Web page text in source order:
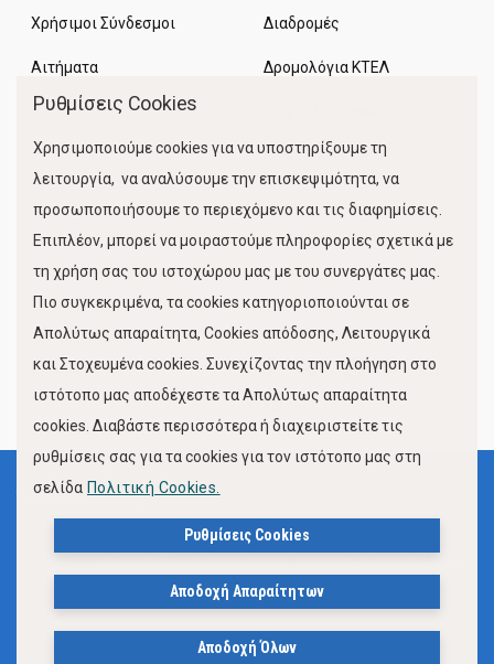
Χρήσιμοι Σύνδεσμοι
Αιτήματα
Διαδρομές
Δρομολόγια ΚΤΕΛ
Κίνηση Λιμένος
FOLLOW US
Όροι Χρήσης
Πολιτική Προστασίας Προσωπικών Δεδομένων
Πολιτική Cookies
Ρυθμίσεις Cookies
Χρησιμοποιούμε cookies για να υποστηρίξουμε τη
λειτουργία, να αναλύσουμε την επισκεψιμότητα, να
προσωποποιήσουμε το περιεχόμενο και τις διαφημίσεις.
Επιπλέον, μπορεί να μοιραστούμε πληροφορίες σχετικά με
τη χρήση σας του ιστοχώρου μας με του συνεργάτες μας.
Πιο συγκεκριμένα, τα cookies κατηγοριοποιούνται σε
Απολύτως απαραίτητα, Cookies απόδοσης, Λειτουργικά
και Στοχευμένα cookies. Συνεχίζοντας την πλοήγηση στο
ιστότοπο μας αποδέχεστε τα Απολύτως απαραίτητα
cookies. Διαβάστε περισσότερα ή διαχειριστείτε τις
ρυθμίσεις σας για τα cookies για τον ιστότοπο μας στη
σελίδα Πολιτική Cookies.
Ρυθμίσεις Cookies
Αποδοχή Απαραίτητων
Αποδοχή Όλων